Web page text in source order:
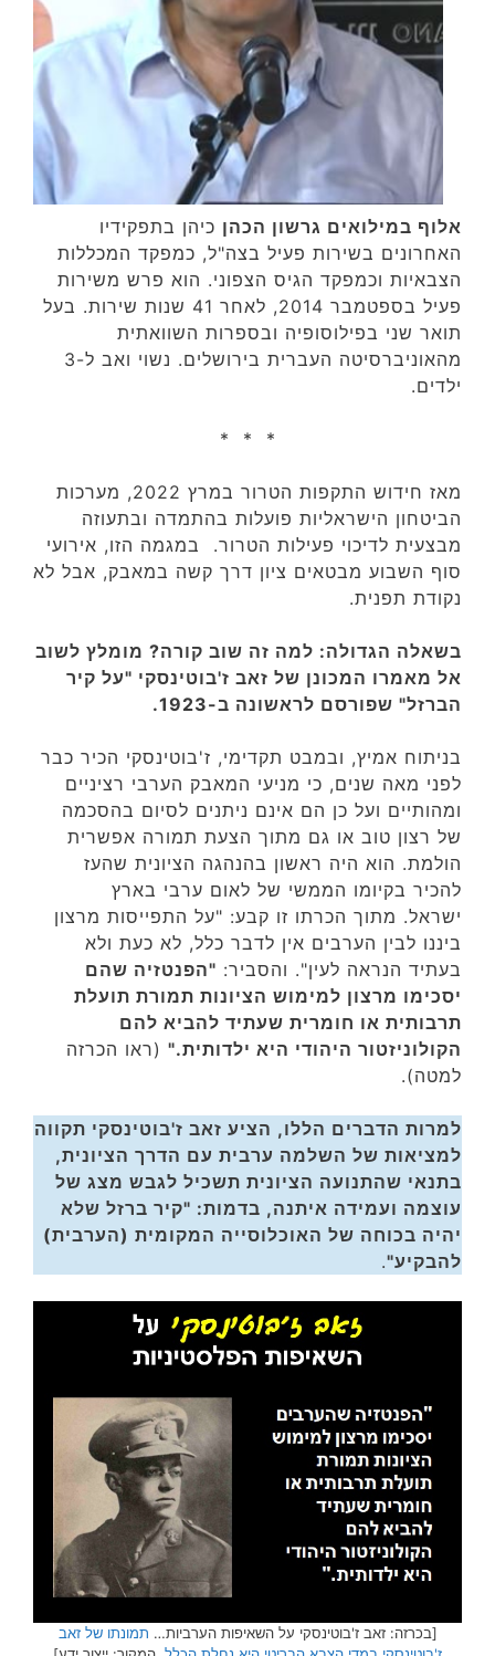
אלוף במילואים גרשון הכהן כיהן בתפקידיו
האחרונים בשירות פעיל בצה"ל, כמפקד המכללות
הצבאיות וכמפקד הגיס הצפוני. הוא פרש משירות
פעיל בספטמבר 2014, לאחר 41 שנות שירות‏. בעל
תואר שני בפילוסופיה ובספרות השוואתית
מהאוניברסיטה העברית בירושלים. נשוי ואב ל-3
ילדים.
* * *
מאז חידוש התקפות הטרור במרץ 2022, מערכות
הביטחון הישראליות פועלות בהתמדה ובתעוזה
מבצעית לדיכוי פעילות הטרור. במגמה הזו, אירועי
סוף השבוע מבטאים ציון דרך קשה במאבק, אבל לא
נקודת תפנית.
בשאלה הגדולה: למה זה שוב קורה? מומלץ לשוב
אל מאמרו המכונן של זאב ז'בוטינסקי "על קיר
הברזל" שפורסם לראשונה ב-1923.
בניתוח אמיץ, ובמבט תקדימי, ז'בוטינסקי הכיר כבר
לפני מאה שנים, כי מניעי המאבק הערבי רציניים
ומהותיים ועל כן הם אינם ניתנים לסיום בהסכמה
של רצון טוב או גם מתוך הצעת תמורה אפשרית
הולמת. הוא היה ראשון בהנהגה הציונית שהעז
להכיר בקיומו הממשי של לאום ערבי בארץ
ישראל. מתוך הכרתו זו קבע: "על התפייסות מרצון
ביננו לבין הערבים אין לדבר כלל, לא כעת ולא
בעתיד הנראה לעין". והסביר: "הפנטזיה שהם
יסכימו מרצון למימוש הציונות תמורת תועלת
תרבותית או חומרית שעתיד להביא להם
הקולוניזטור היהודי היא ילדותית." (ראו הכרזה
למטה).
למרות הדברים הללו, הציע זאב ז'בוטינסקי תקווה
למציאות של השלמה ערבית עם הדרך הציונית,
בתנאי שהתנועה הציונית תשכיל לגבש מצג של
עוצמה ועמידה איתנה, בדמות: "קיר ברזל שלא
יהיה בכוחה של האוכלוסייה המקומית (הערבית)
להבקיע".
[בכרזה: זאב ז'בוטינסקי על השאיפות הערביות… תמונתו של זאב